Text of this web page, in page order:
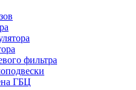
фильтра
ГБЦ